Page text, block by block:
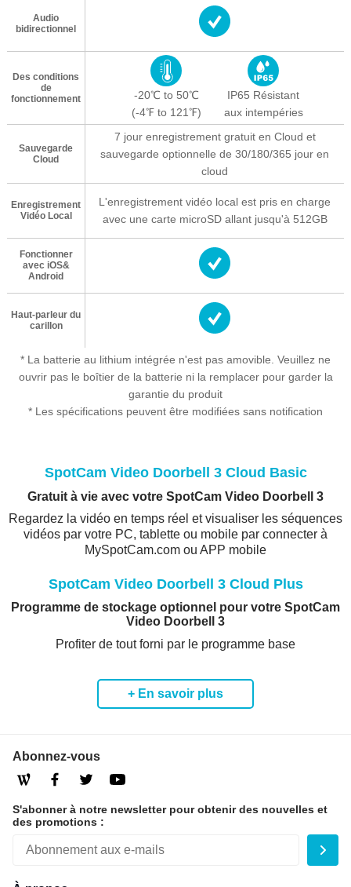
Audio
bidirectionnel
Des conditions
de
fonctionnement
-20℃ to 50℃
(-4℉ to 121℉)
IP65 Résistant
aux intempéries
Sauvegarde
Cloud
7 jour enregistrement gratuit en Cloud et
sauvegarde optionnelle de 30/180/365 jour en
cloud
Enregistrement
Vidéo Local
L'enregistrement vidéo local est pris en charge
avec une carte microSD allant jusqu'à 512GB
Fonctionner
avec iOS&
Android
Haut-parleur du
carillon
* La batterie au lithium intégrée n'est pas amovible. Veuillez ne
ouvrir pas le boîtier de la batterie ni la remplacer pour garder la
garantie du produit
* Les spécifications peuvent être modifiées sans notification
SpotCam Video Doorbell 3 Cloud Basic
Gratuit à vie avec votre SpotCam Video Doorbell 3
Regardez la vidéo en temps réel et visualiser les séquences
vidéos par votre PC, tablette ou mobile par connecter à
MySpotCam.com ou APP mobile
SpotCam Video Doorbell 3 Cloud Plus
Programme de stockage optionnel pour votre SpotCam
Video Doorbell 3
Profiter de tout forni par le programme base
+ En savoir plus
Abonnez-vous
S'abonner à notre newsletter pour obtenir des nouvelles et
des promotions :